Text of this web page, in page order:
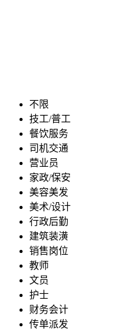
不限
技工/普工
餐饮服务
司机交通
营业员
家政/保安
美容美发
美术/设计
行政后勤
建筑装潢
销售岗位
教师
文员
护士
财务会计
传单派发